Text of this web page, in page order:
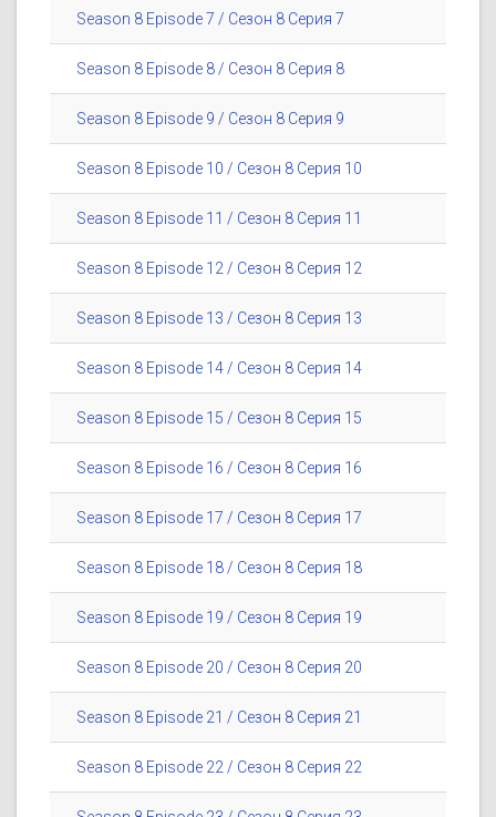
Season 8 Episode 7 / Сезон 8 Серия 7
Season 8 Episode 8 / Сезон 8 Серия 8
Season 8 Episode 9 / Сезон 8 Серия 9
Season 8 Episode 10 / Сезон 8 Серия 10
Season 8 Episode 11 / Сезон 8 Серия 11
Season 8 Episode 12 / Сезон 8 Серия 12
Season 8 Episode 13 / Сезон 8 Серия 13
Season 8 Episode 14 / Сезон 8 Серия 14
Season 8 Episode 15 / Сезон 8 Серия 15
Season 8 Episode 16 / Сезон 8 Серия 16
Season 8 Episode 17 / Сезон 8 Серия 17
Season 8 Episode 18 / Сезон 8 Серия 18
Season 8 Episode 19 / Сезон 8 Серия 19
Season 8 Episode 20 / Сезон 8 Серия 20
Season 8 Episode 21 / Сезон 8 Серия 21
Season 8 Episode 22 / Сезон 8 Серия 22